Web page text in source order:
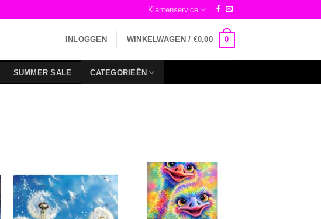
Klantenservice
INLOGGEN WINKELWAGEN / €0,00 0
SUMMER SALE CATEGORIEËN